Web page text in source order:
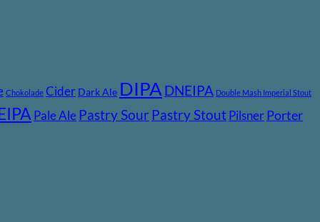
Chokolade Cider Dark Ale DIPA DNEIPA Double Mash Imperial Stout
Pale Ale Pastry Sour Pastry StoutPilsnerPorter